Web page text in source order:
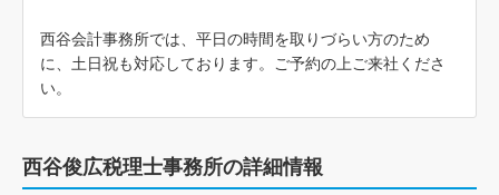
西谷会計事務所では、平日の時間を取りづらい方のため
に、土日祝も対応しております。ご予約の上ご来社くださ
い。
西谷俊広税理士事務所の詳細情報